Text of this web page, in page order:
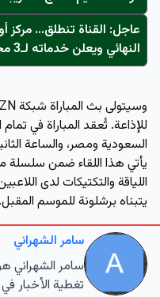
عاجل: القناة تنطلق... مركز
النهائي ويعلن خدماته لـ3 محافظات - التفاصيل الكاملة
وسيتولى بث المباراة شبكة
للإذاعة. تُعقد المباراة في
السعودية ومصر، والساعة
يأتي هذا اللقاء ضمن سلسلة
اللياقة والتكتيكات لدى
يتبناه برشلونة للموسم المقبل.
سامر الشهراني
سامر
تغطية الأخبار